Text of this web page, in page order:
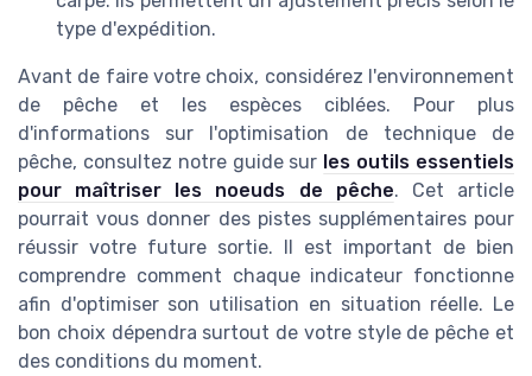
type d'expédition.
Avant de faire votre choix, considérez l'environnement
de pêche et les espèces ciblées. Pour plus
d'informations sur l'optimisation de technique de
pêche, consultez notre guide sur les outils essentiels
pour maîtriser les noeuds de pêche. Cet article
pourrait vous donner des pistes supplémentaires pour
réussir votre future sortie. Il est important de bien
comprendre comment chaque indicateur fonctionne
afin d'optimiser son utilisation en situation réelle. Le
bon choix dépendra surtout de votre style de pêche et
des conditions du moment.